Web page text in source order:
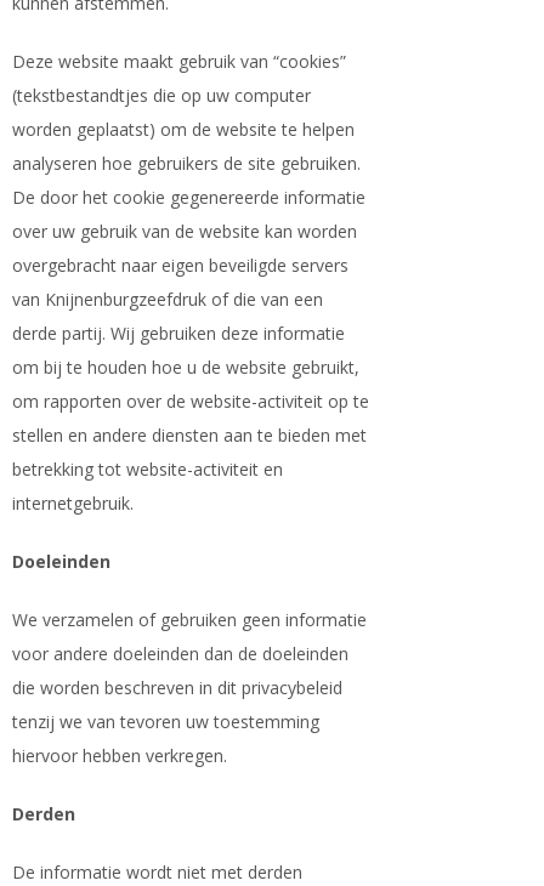
Deze website maakt gebruik van “cookies”
(tekstbestandtjes die op uw computer
worden geplaatst) om de website te helpen
analyseren hoe gebruikers de site gebruiken.
De door het cookie gegenereerde informatie
over uw gebruik van de website kan worden
overgebracht naar eigen beveiligde servers
van Knijnenburgzeefdruk of die van een
derde partij. Wij gebruiken deze informatie
om bij te houden hoe u de website gebruikt,
om rapporten over de website-activiteit op te
stellen en andere diensten aan te bieden met
betrekking tot website-activiteit en
internetgebruik.
Doeleinden
We verzamelen of gebruiken geen informatie
voor andere doeleinden dan de doeleinden
die worden beschreven in dit privacybeleid
tenzij we van tevoren uw toestemming
hiervoor hebben verkregen.
Derden
De informatie wordt niet met derden